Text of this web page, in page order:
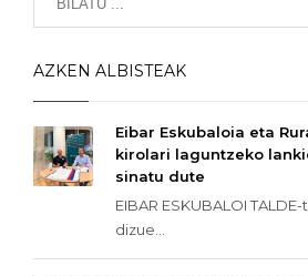
AZKEN ALBISTEAK
Eibar Eskubaloia eta
kirolari laguntzeko
sinatu dute
EIBAR ESKUBALOI
dizue...